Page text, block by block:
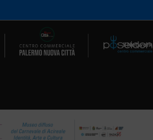
Il Network